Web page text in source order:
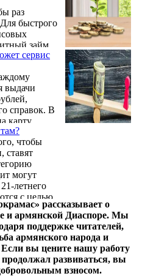
получить
дальше и
раз
быстрого
займ
у себя на
свой
сервис
выдачи
справок. В
карту
сумму
и
была
пара
либо срочно
и
о
чтобы
ставят
могут
летнего
с целью
и
людьми, в
высших
рассказывает о
и армянской Диаспоре. Мы
поддержке читателей,
армянского народа и
вы цените нашу работу
развиваться, вы
взносом.